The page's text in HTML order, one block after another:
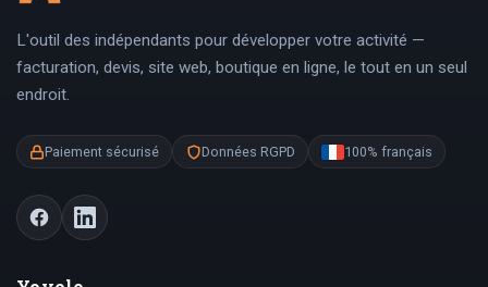
L'outil des indépendants pour développer votre activité —
facturation, devis, site web, boutique en ligne, le tout en un seul
endroit.
Paiement sécurisé Données RGPD 100% français